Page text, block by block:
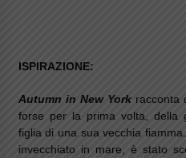
ISPIRAZIONE:
Autumn in New Yorkracconta
forse per la prima volta, della
figlia di una sua vecchia
invecchiato in mare, è stato